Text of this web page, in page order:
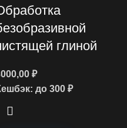
глиной
₽
до 300 ₽